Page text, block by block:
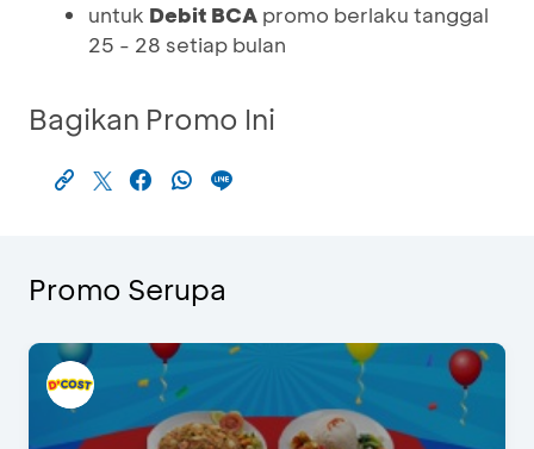
untuk Debit BCA promo berlaku tanggal
25 - 28 setiap bulan
Bagikan Promo Ini
Promo Serupa